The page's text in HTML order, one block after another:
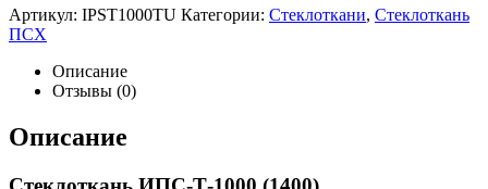
Артикул: IPST1000TU Категории: Стеклоткани, Стеклоткань
ПСХ
Описание
Отзывы (0)
Описание